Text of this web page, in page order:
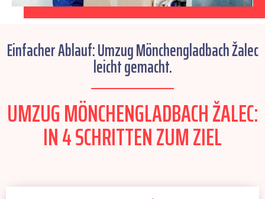
Einfacher Ablauf: Umzug Mönchengladbach Žalec
leicht gemacht.
UMZUG MÖNCHENGLADBACH ŽALEC:
IN 4 SCHRITTEN ZUM ZIEL